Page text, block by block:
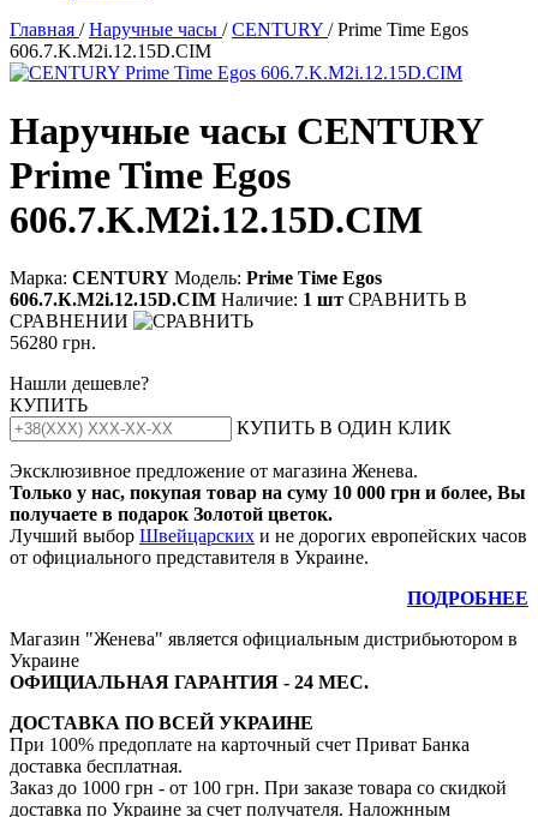
Главная /Наручные часы /CENTURY / Prime Time Egos
606.7.K.M2i.12.15D.CIM
Наручные часы CENTURY
Prime Time Egos
606.7.K.M2i.12.15D.CIM
Марка: CENTURY Модель: Рriме Тiме Еgоs
606.7.К.М2i.12.15D.СIМ Наличие: 1 шт СРАВНИТЬ В
СРАВНЕНИИ
56280 грн.
Нашли дешевле?
КУПИТЬ
КУПИТЬ В ОДИН КЛИК
Эксклюзивное предложение от магазина Женева.
Только у нас, покупая товар на суму 10 000 грн и более, Вы
получаете в подарок Золотой цветок.
Лучший выбор Швейцарских и не дорогих европейских часов
от официального представителя в Украине.
ПОДРОБНЕЕ
Магазин "Женева" является официальным дистрибьютором в
Украине
ОФИЦИАЛЬНАЯ ГАРАНТИЯ - 24 МЕС.
ДОСТАВКА ПО ВСЕЙ УКРАИНЕ
При 100% предоплате на карточный счет Приват Банка
доставка бесплатная.
Заказ до 1000 грн - от 100 грн. При заказе товара со скидкой
доставка по Украине за счет получателя. Наложнным